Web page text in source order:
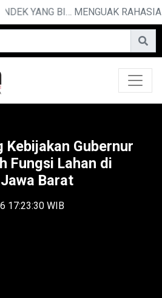
10 CERITA LUCU PENDEK YANG BIKIN NGAKAK
Gubernur
Fungsi Lahan di
Barat
17:23:30 WIB